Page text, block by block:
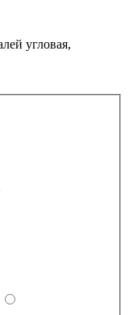
угловая,